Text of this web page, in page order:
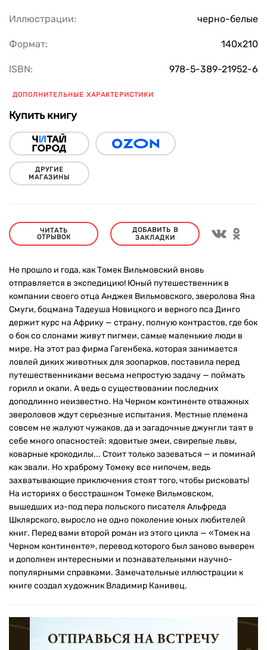
Иллюстрации: черно-белые
Формат: 140х210
ISBN: 978-5-389-21952-6
ДОПОЛНИТЕЛЬНЫЕ ХАРАКТЕРИСТИКИ
Купить книгу
ДРУГИЕ
МАГАЗИНЫ
ЧИТАТЬ
ОТРЫВОК
ДОБАВИТЬ В
ЗАКЛАДКИ
Не прошло и года, как Томек Вильмовский вновь
отправляется в экспедицию! Юный путешественник в
компании своего отца Анджея Вильмовского, зверолова Яна
Смуги, боцмана Тадеуша Новицкого и верного пса Динго
держит курс на Африку — страну, полную контрастов, где бок
о бок со слонами живут пигмеи, самые маленькие люди в
мире. На этот раз фирма Гагенбека, которая занимается
ловлей диких животных для зоопарков, поставила перед
путешественниками весьма непростую задачу — поймать
горилл и окапи. А ведь о существовании последних
доподлинно неизвестно. На Черном континенте отважных
звероловов ждут серьезные испытания. Местные племена
совсем не жалуют чужаков, да и загадочные джунгли таят в
себе много опасностей: ядовитые змеи, свирепые львы,
коварные крокодилы... Стоит только зазеваться — и поминай
как звали. Но храброму Томеку все нипочем, ведь
захватывающие приключения стоят того, чтобы рисковать!
На историях о бесстрашном Томеке Вильмовском,
вышедших из-под пера польского писателя Альфреда
Шклярского, выросло не одно поколение юных любителей
книг. Перед вами второй роман из этого цикла — «Томек на
Черном континенте», перевод которого был заново выверен
и дополнен интересными и познавательными научно-
популярными справками. Замечательные иллюстрации к
книге создал художник Владимир Канивец.